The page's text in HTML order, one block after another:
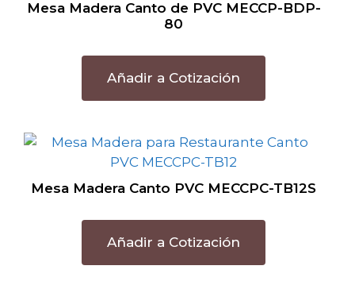
Mesa Madera Canto de PVC MECCP-BDP-
80
Añadir a Cotización
Mesa Madera Canto PVC MECCPC-TB12S
Añadir a Cotización